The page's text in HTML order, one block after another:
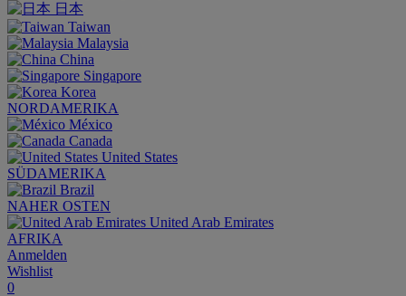
日本
Taiwan
Malaysia
China
Singapore
Korea
NORDAMERIKA
México
Canada
United States
SÜDAMERIKA
Brazil
NAHER OSTEN
United Arab Emirates
AFRIKA
Anmelden
Wishlist
0